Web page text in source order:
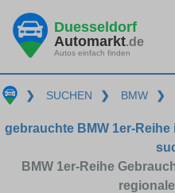
Duesseldorf
Automarkt.de
Autos einfach finden
❯ SUCHEN ❯ BMW ❯
gebrauchte BMW 1er-
BMW 1er-Reihe